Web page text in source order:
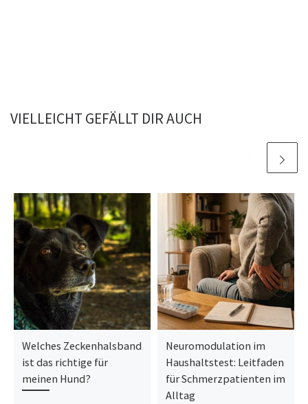
VIELLEICHT GEFÄLLT DIR AUCH
Welches Zeckenhalsband
ist das richtige für
meinen Hund?
Neuromodulation im
Haushaltstest: Leitfaden
für Schmerzpatienten im
Alltag